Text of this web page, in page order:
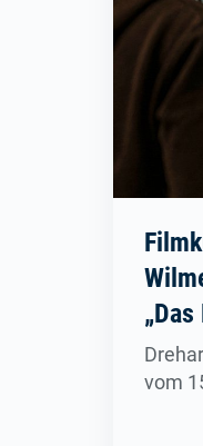
„Das
vom